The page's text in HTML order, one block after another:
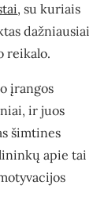
, su kuriais
dažniausiai
reikalo.
įrangos
ir juos
šimtines
apie tai